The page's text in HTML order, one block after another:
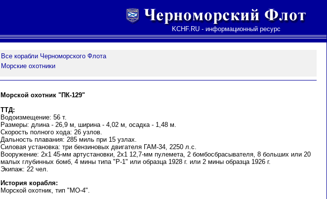
KCHF.RU - информационный ресурс
Все корабли Черноморского Флота
Морские охотники
Морской охотник "ПК-129"
ТТД:
Водоизмещение: 56 т.
Размеры: длина - 26,9 м, ширина - 4,02 м, осадка - 1,48 м.
Скорость полного хода: 26 узлов.
Дальность плавания: 285 миль при 15 узлах.
Силовая установка: три бензиновых двигателя ГАМ-34, 2250 л.с.
Вооружение: 2х1 45-мм артустановки, 2х1 12,7-мм пулемета, 2 бомбосбрасывателя, 8 больших или 20
малых глубинных бомб, 4 мины типа "Р-1" или образца 1928 г. или 2 мины образца 1926 г.
Экипаж: 22 чел.
История корабля:
Морской охотник, тип "МО-4".